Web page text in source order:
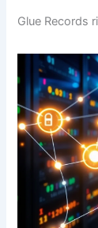
Glue Records